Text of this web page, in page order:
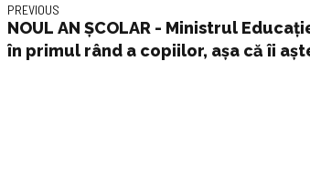
PREVIOUS
NOUL AN ŞCOLAR - Ministrul
în primul rând a copiilor, aşa că îi